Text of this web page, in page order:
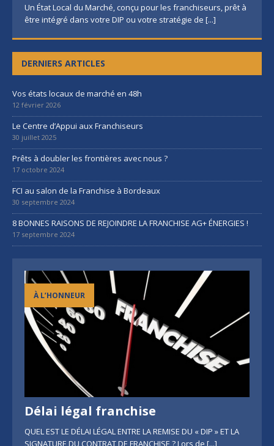
Un État Local du Marché, conçu pour les franchiseurs, prêt à
être intégré dans votre DIP ou votre stratégie de [...]
DERNIERS ARTICLES
Vos états locaux de marché en 48h
12 février 2026
Le Centre d’Appui aux Franchiseurs
30 juillet 2025
Prêts à doubler les frontières avec nous ?
17 octobre 2024
FCI au salon de la Franchise à Bordeaux
30 septembre 2024
8 BONNES RAISONS DE REJOINDRE LA FRANCHISE AG+ ÉNERGIES !
17 septembre 2024
À L’HONNEUR
Délai légal franchise
QUEL EST LE DÉLAI LÉGAL ENTRE LA REMISE DU « DIP » ET LA
SIGNATURE DU CONTRAT DE FRANCHISE ? Lors de [...]